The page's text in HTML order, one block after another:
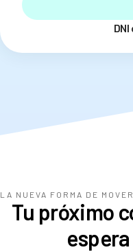
LA NUEVA FORMA DE
Tu próximo